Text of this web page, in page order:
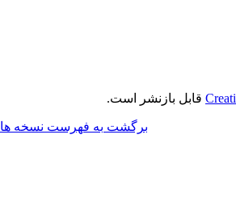
قابل بازنشر است.
برگشت به فهرست نسخه ها